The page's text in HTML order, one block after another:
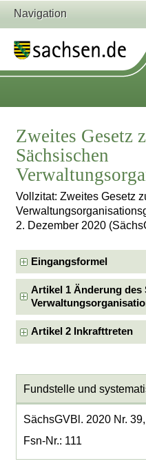
Navigation
Zweites Gesetz
Sächsischen
Vollzitat: Zweites Gesetz
2. Dezember 2020
Eingangsformel
Artikel 1 Änderung des
Artikel 2 Inkrafttreten
Fundstelle und
SächsGVBl. 2020 Nr.
Fsn-Nr.: 111